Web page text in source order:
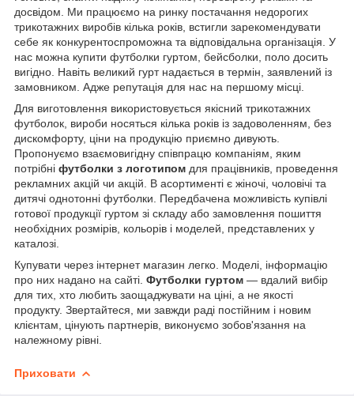
досвідом. Ми працюємо на ринку постачання недорогих
трикотажних виробів кілька років, встигли зарекомендувати
себе як конкурентоспроможна та відповідальна організація. У
нас можна купити футболки гуртом, бейсболки, поло досить
вигідно. Навіть великий гурт надається в термін, заявлений із
замовником. Адже репутація для нас на першому місці.
Для виготовлення використовується якісний трикотажних
футболок, вироби носяться кілька років із задоволенням, без
дискомфорту, ціни на продукцію приємно дивують.
Пропонуємо взаємовигідну співпрацю компаніям, яким
потрібні футболки з логотипом для працівників, проведення
рекламних акцій чи акцій. В асортименті є жіночі, чоловічі та
дитячі однотонні футболки. Передбачена можливість купівлі
готової продукції гуртом зі складу або замовлення пошиття
необхідних розмірів, кольорів і моделей, представлених у
каталозі.
Купувати через інтернет магазин легко. Моделі, інформацію
про них надано на сайті. Футболки гуртом — вдалий вибір
для тих, хто любить заощаджувати на ціні, а не якості
продукту. Звертайтеся, ми завжди раді постійним і новим
клієнтам, цінують партнерів, виконуємо зобов'язання на
належному рівні.
Приховати